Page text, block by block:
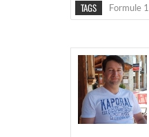
TAGS Formule 1